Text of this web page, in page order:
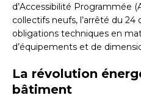
d’Accessibilité Programmée
collectifs neufs, l’arrêté du 24
obligations techniques en
d’équipements et de
La révolution
bâtiment